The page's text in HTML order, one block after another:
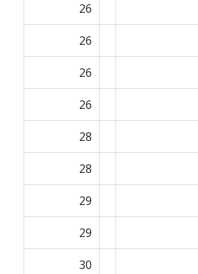
26
26
26
26
28
28
29
29
30